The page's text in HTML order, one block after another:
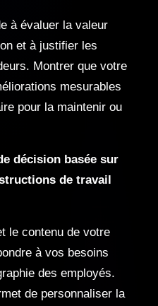
à évaluer la valeur
et à justifier les
Montrer que votre
mesurables
pour la maintenir ou
décision basée sur
de travail
le contenu de votre
à vos besoins
des employés.
de personnaliser la